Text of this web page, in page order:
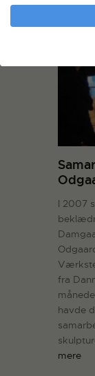
I 2007
fra
havde
mere